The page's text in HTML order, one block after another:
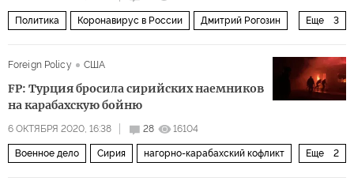
Еще 3
Политика Коронавирус в России Дмитрий Рогозин
Foreign Policy США
FP: Турция бросила сирийских наемников
на карабахскую бойню
6 ОКТЯБРЯ 2020, 16:38 28 16104
Еще 2
Военное дело Сирия нагорно-карабахский кофликт